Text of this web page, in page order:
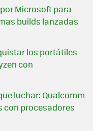
Microsoft para
builds lanzadas
los portátiles
con
luchar: Qualcomm
con procesadores